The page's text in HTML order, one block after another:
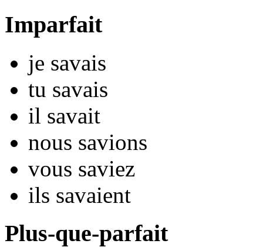
Imparfait
je savais
tu savais
il savait
nous savions
vous saviez
ils savaient
Plus-que-parfait